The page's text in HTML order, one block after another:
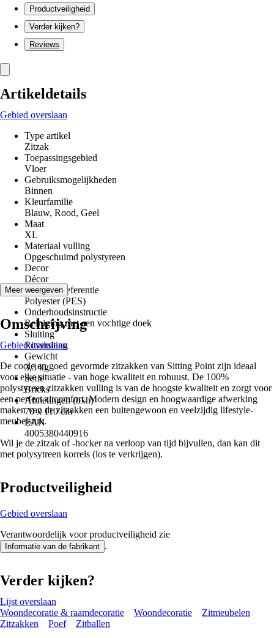
Productveiligheid
Verder kijken?
Reviews
Artikeldetails
Gebied overslaan
Type artikel
Zitzak
Toepassingsgebied
Vloer
Gebruiksmogelijkheden
Binnen
Kleurfamilie
Blauw, Rood, Geel
Maat
XL
Materiaal vulling
Opgeschuimd polystyreen
Decor
Décor
Materiaal referentie
Polyester (PES)
Onderhoudsinstructie
Reiniging met een vochtige doek
Sluiting
Ritssluiting
Gewicht
3,3 kg
Serie
Bricks
Afmetingen (bxh)
70 x 110 cm
EAN
4005380440916
Meer weergeven
Omschrijving
Gebied overslaan
De coole en goed gevormde zitzakken van Sitting Point zijn ideaal
voor elke situatie - van hoge kwaliteit en robuust. De 100%
polystyreen zitzakken vulling is van de hoogste kwaliteit en zorgt voor
een perfect zitcomfort. Modern design en hoogwaardige afwerking
maken van de zitzakken een buitengewoon en veelzijdig lifestyle-
meubelstuk.
Wil je de zitzak of -hocker na verloop van tijd bijvullen, dan kan dit
met polysytreen korrels (los te verkrijgen).
Productveiligheid
Gebied overslaan
Verantwoordelijk voor productveiligheid zie
Informatie van de fabrikant .
Verder kijken?
Lijst overslaan
Woondecoratie & raamdecoratie
Woondecoratie
Zitmeubelen
Zitzakken
Poef Zitballen